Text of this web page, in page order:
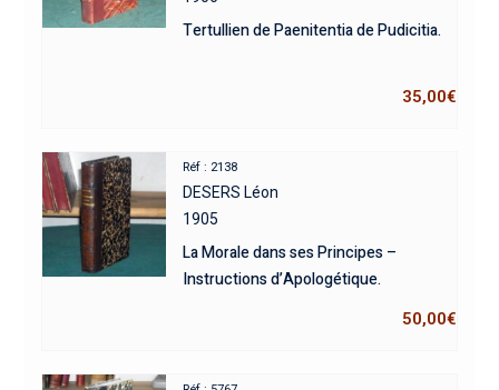
Tertullien de Paenitentia de Pudicitia.
35,00€
Réf : 2138
DESERS Léon
1905
La Morale dans ses Principes –
Instructions d’Apologétique.
50,00€